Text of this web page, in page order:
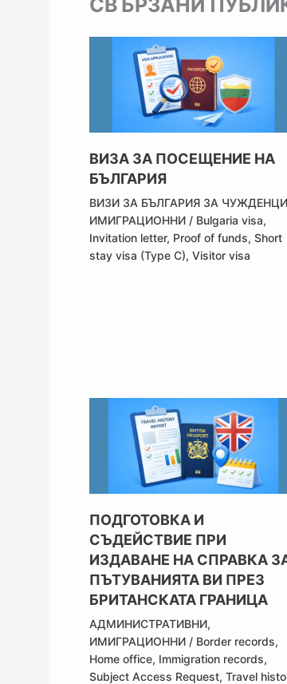
СВЪРЗАНИ
ВИЗА ЗА ПОСЕЩЕНИЕ НА
БЪЛГАРИЯ
ВИЗИ ЗА БЪЛГАРИЯ ЗА ЧУЖДЕНЦИ
ИМИГРАЦИОННИ / Bulgaria visa,
Invitation letter, Proof of funds, Short
stay visa (Type C), Visitor visa
ПОДГОТОВКА И
СЪДЕЙСТВИЕ ПРИ
ИЗДАВАНЕ НА СПРАВКА
ПЪТУВАНИЯТА ВИ ПРЕЗ
БРИТАНСКАТА ГРАНИЦА
АДМИНИСТРАТИВНИ,
ИМИГРАЦИОННИ / Border records,
Home office, Immigration records,
Subject Access Request, Travel